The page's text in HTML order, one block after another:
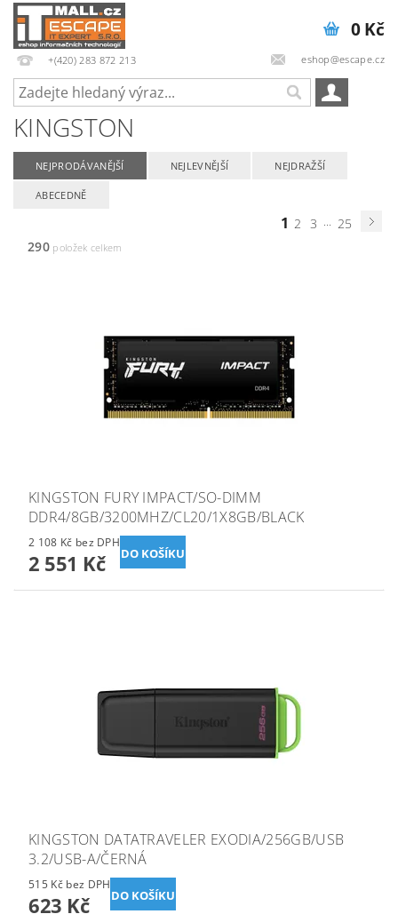
+(420) 283 872 213 eshop@escape.cz
0 Kč
KINGSTON
NEJPRODÁVANĚJŠÍ NEJLEVNĚJŠÍ NEJDRAŽŠÍ
ABECEDNĚ
1 2 3 ... 25
290položek celkem
KINGSTON FURY IMPACT/SO-DIMM
DDR4/8GB/3200MHZ/CL20/1X8GB/BLACK
2 108 Kč bez DPH
2 551 Kč
KINGSTON DATATRAVELER EXODIA/256GB/USB
3.2/USB-A/ČERNÁ
515 Kč bez DPH
623 Kč